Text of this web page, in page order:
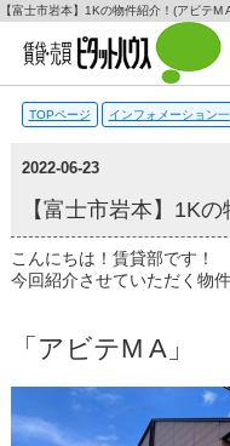
【富士市岩本】1Kの物件紹介！(アビテ
TOPページ インフォメーション
2022-06-23
【富士市岩本】1K
こんにちは！賃貸部です！
今回紹介させていただく物
「アビテM A」